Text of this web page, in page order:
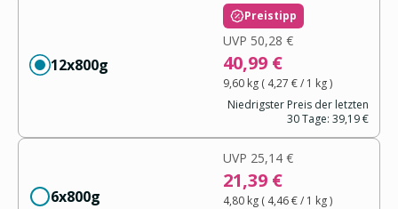
12x800g
Preistipp
UVP 50,28 €
40,99 €
9,60 kg( 4,27 €/ 1 kg)
Niedrigster Preis der letzten
30 Tage: 39,19 €
6x800g
UVP 25,14 €
21,39 €
4,80 kg( 4,46 €/ 1 kg)